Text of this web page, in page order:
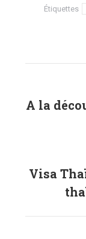
Étiquettes
de
A la
Visa